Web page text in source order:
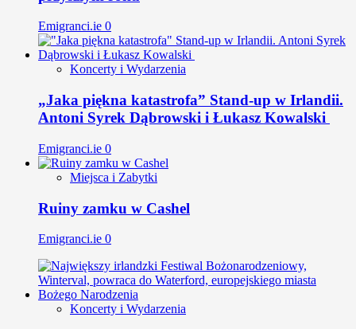
Emigranci.ie 0
Koncerty i Wydarzenia
„Jaka piękna katastrofa” Stand-up w Irlandii.
Antoni Syrek Dąbrowski i Łukasz Kowalski
Emigranci.ie 0
Miejsca i Zabytki
Ruiny zamku w Cashel
Emigranci.ie 0
Koncerty i Wydarzenia